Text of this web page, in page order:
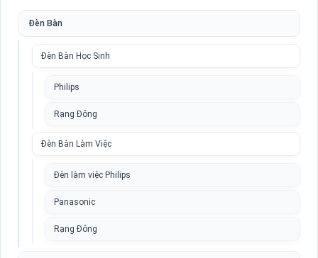
Đèn Bàn
Đèn Bàn Học Sinh
Philips
Rạng Đông
Đèn Bàn Làm Việc
Đèn làm việc Philips
Panasonic
Rạng Đông